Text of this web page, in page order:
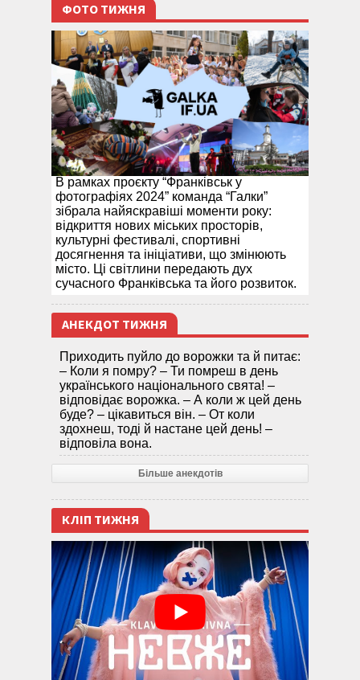
ФОТО ТИЖНЯ
В рамках проєкту “Франківськ у
фотографіях 2024” команда “Галки”
зібрала найяскравіші моменти року:
відкриття нових міських просторів,
культурні фестивалі, спортивні
досягнення та ініціативи, що змінюють
місто. Ці світлини передають дух
сучасного Франківська та його розвиток.
АНЕКДОТ ТИЖНЯ
Приходить пуйло до ворожки та й питає:
– Коли я помру? – Ти помреш в день
українського національного свята! –
відповідає ворожка. – А коли ж цей день
буде? – цікавиться він. – От коли
здохнеш, тоді й настане цей день! –
відповіла вона.
Більше анекдотів
КЛІП ТИЖНЯ